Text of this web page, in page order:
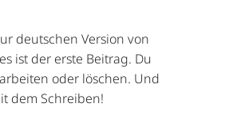
deutschen Version von
ist der erste Beitrag. Du
oder löschen. Und
dem Schreiben!